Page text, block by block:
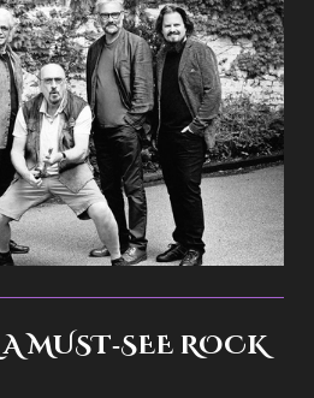
MUST‑SEE ROCK